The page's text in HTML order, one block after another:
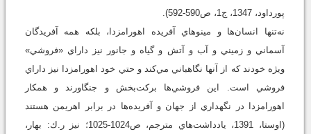
پورداود، 1347، ج1، ص590-592).
نه‌تنها انسان‌ها و مينوهاي آفريده اهورامزدا، بلکه همه آفريدگان
آسماني و زميني و آب و آتش و گياه و جانور نيز داراي «فروشي»
ويژه خودند که از آنها نگاهباني مي‌کند و حتي خود اهورامزدا نيز داراي
فروشي است. اين فروشي‌ها برکت‌بخش و جنگاورند و همکار
اهورامزدا در نگهداري از جهان و آفريده‌ها در برابر اهريمن هستند
(اوستا، 1391، يادداشت‌هاي مترجم، ص1024-1025؛ نيز ر.ك: بهار،